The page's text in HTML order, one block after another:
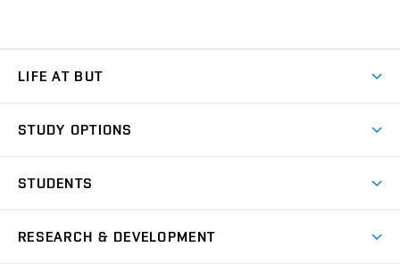
LIFE AT BUT
Dormitories
Sport
STUDY OPTIONS
Degree studies in English
STUDENTS
RESEARCH & DEVELOPMENT